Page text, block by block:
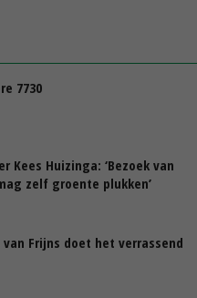
7730
Kees Huizinga: ‘Bezoek van
zelf groente plukken’
Frijns doet het verrassend